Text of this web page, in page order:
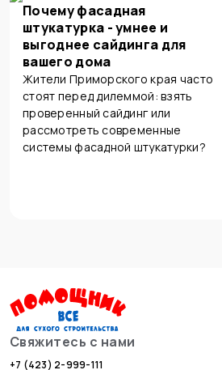
Почему фасадная
штукатурка - умнее и
выгоднее сайдинга для
вашего дома
Жители Приморского края часто
стоят перед дилеммой: взять
проверенный сайдинг или
рассмотреть современные
системы фасадной штукатурки?
Свяжитесь с нами
+7 (423) 2-999-111